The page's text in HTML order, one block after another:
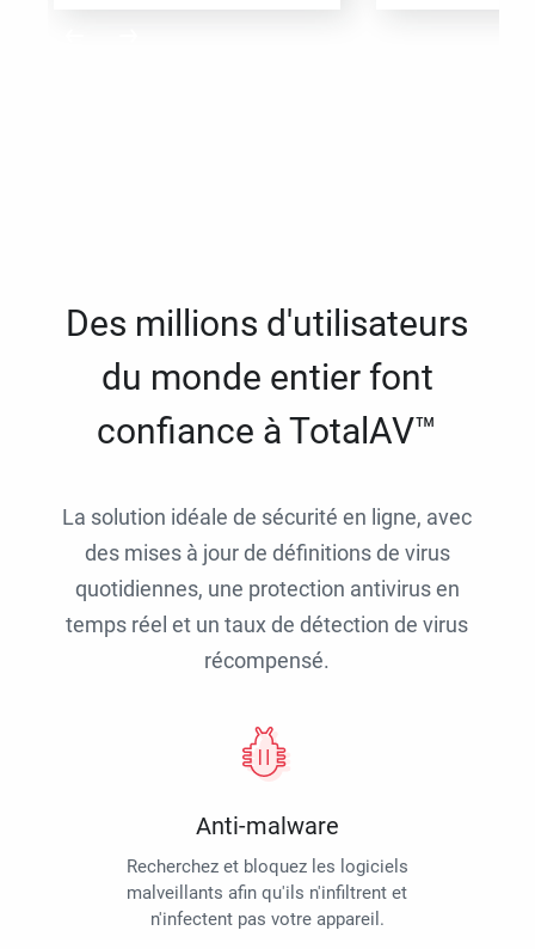
Des millions d'utilisateurs
du monde entier font
confiance à TotalAV™
La solution idéale de sécurité en ligne, avec
des mises à jour de définitions de virus
quotidiennes, une protection antivirus en
temps réel et un taux de détection de virus
récompensé.
Anti-malware
Recherchez et bloquez les logiciels
malveillants afin qu'ils n'infiltrent et
n'infectent pas votre appareil.